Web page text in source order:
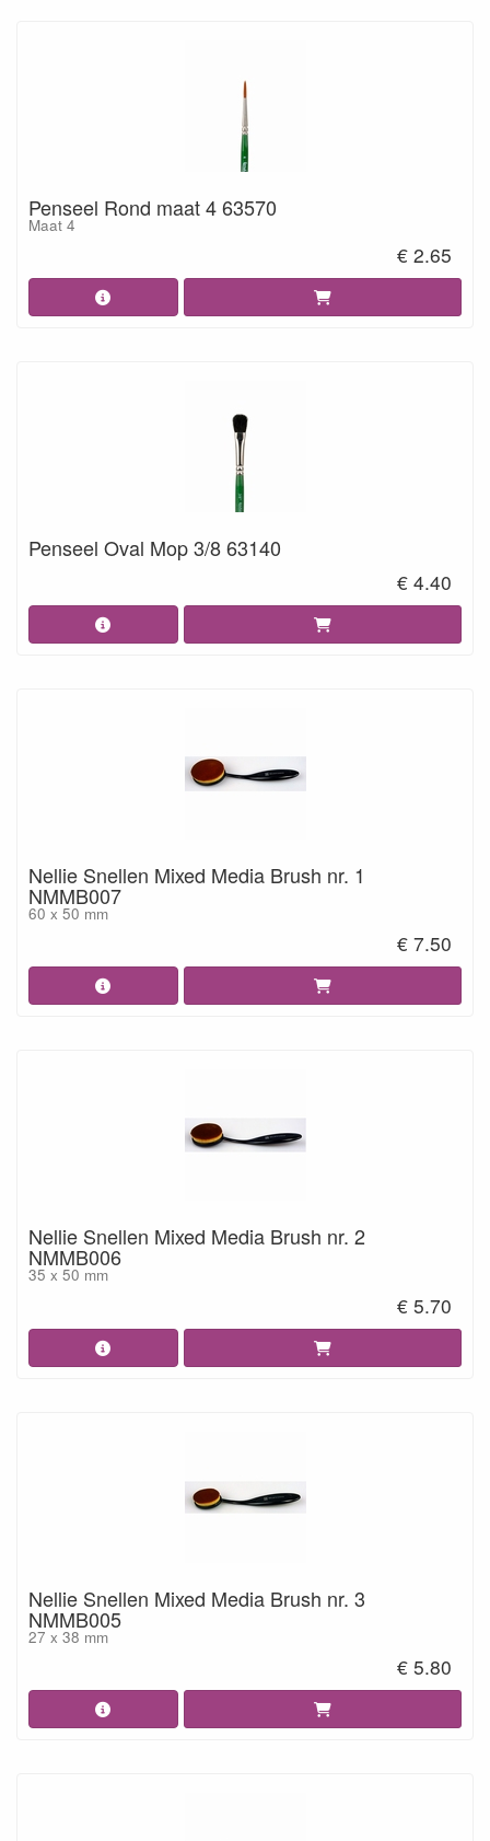
Penseel Rond maat 4 63570
Maat 4
€ 2.65
Penseel Oval Mop 3/8 63140
€ 4.40
Nellie Snellen Mixed Media Brush nr. 1
NMMB007
60 x 50 mm
€ 7.50
Nellie Snellen Mixed Media Brush nr. 2
NMMB006
35 x 50 mm
€ 5.70
Nellie Snellen Mixed Media Brush nr. 3
NMMB005
27 x 38 mm
€ 5.80